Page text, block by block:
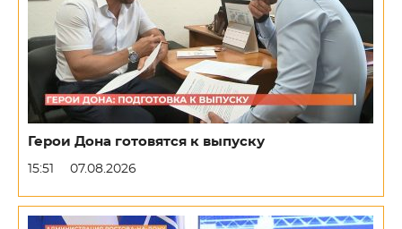
Герои Дона готовятся к выпуску
15:51 07.08.2026